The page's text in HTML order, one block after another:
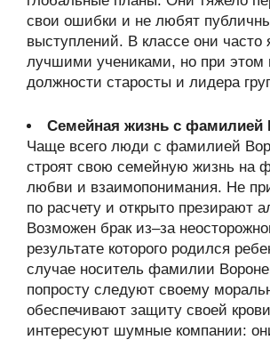
свои ошибки и не любят
выступлений. В классе они часто
лучшими учениками, но при этом
должности старосты и лидера
Семейная жизнь с фамилией
Чаще всего люди с фамилией
строят свою семейную жизнь на
любви и взаимопонимания. Не
по расчету и открыто презирают
Возможен брак из–за
результате которого родился
случае носитель фамилии
попросту следуют своему
обеспечивают защиту своей
интересуют шумные компании: